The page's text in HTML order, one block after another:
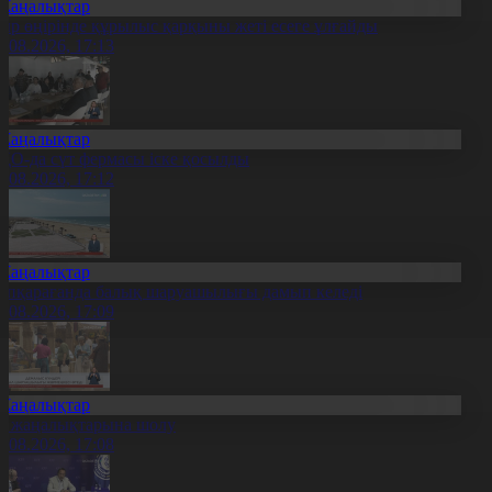
өңірінде құрылыс қарқыны жеті есеге ұлғайды
17:13
да сүт фермасы іске қосылды
17:12
балық шаруашылығы дамып келеді
17:09
жаңалықтарына шолу
17:08